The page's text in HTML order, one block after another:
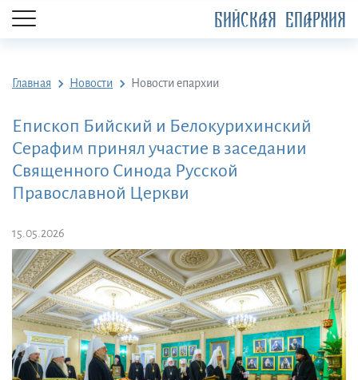
БИЙСКАЯ ЕПАРХИЯ
Главная Новости Новости епархии
Епископ Бийский и Белокурихинский
Серафим принял участие в заседании
Священного Синода Русской
Православной Церкви
15.05.2026